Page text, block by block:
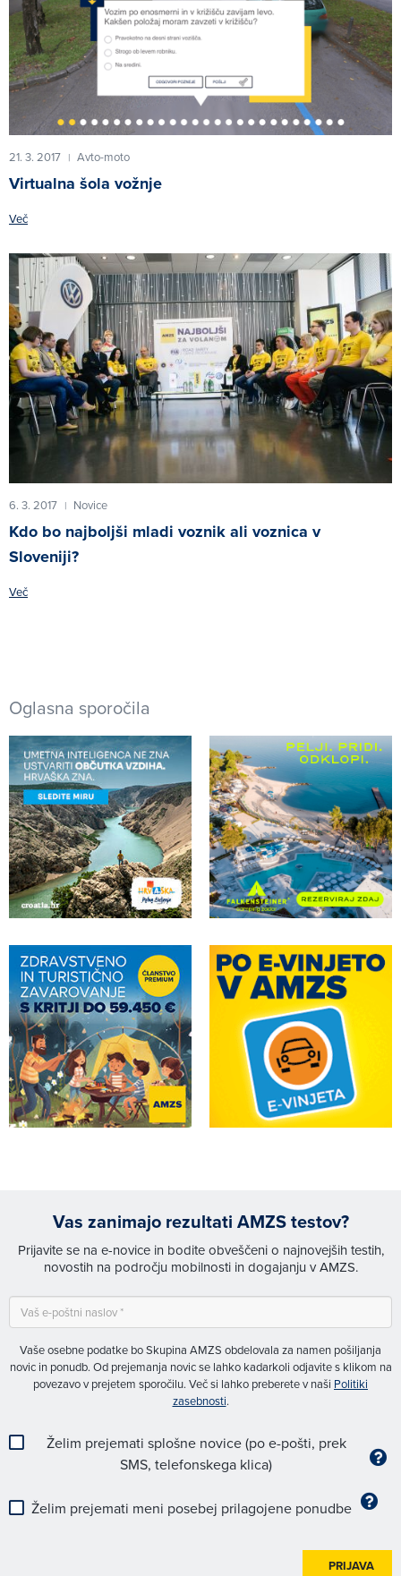
21. 3. 2017 | Avto-moto
Virtualna šola vožnje
Več
6. 3. 2017 | Novice
Kdo bo najboljši mladi voznik ali voznica v
Sloveniji?
Več
Oglasna sporočila
Vas zanimajo rezultati AMZS testov?
Prijavite se na e-novice in bodite obveščeni o najnovejših testih,
novostih na področju mobilnosti in dogajanju v AMZS.
Vaše osebne podatke bo Skupina AMZS obdelovala za namen pošiljanja
novic in ponudb. Od prejemanja novic se lahko kadarkoli odjavite s klikom na
povezavo v prejetem sporočilu. Več si lahko preberete v naši Politiki
zasebnosti.
Želim prejemati splošne novice (po e-pošti, prek
SMS, telefonskega klica)
Želim prejemati meni posebej prilagojene ponudbe
PRIJAVA